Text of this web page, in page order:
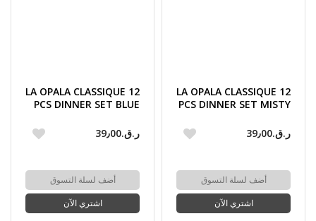
LA OPALA CLASSIQUE 12
PCS DINNER SET MISTY
ر.ق.‏39٫00
أضف لسلة التسوق
اشتري الآن
LA OPALA CLASSIQUE 12
PCS DINNER SET BLUE
ر.ق.‏39٫00
أضف لسلة التسوق
اشتري الآن